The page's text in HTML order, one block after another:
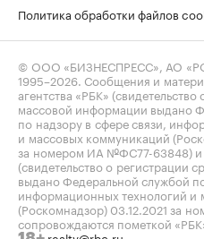
Политика обработки файлов
© ООО «БИЗНЕСПРЕСС», АО
1995–2026 . Сообщения и
агентства «РБК»
массовой информации выдано
по надзору в сфере связи,
и массовых коммуникаций
за номером ИА №ФС77-63848) и
(свидетельство о регистрации
выдано Федеральной службой
информационных технологий и
(Роскомнадзор) 03.12.2021 за
сопровождаются пометкой